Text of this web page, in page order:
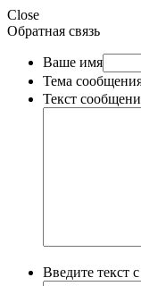
Close
Обратная связь
Ваше имя
Тема
Текст
Введите текст